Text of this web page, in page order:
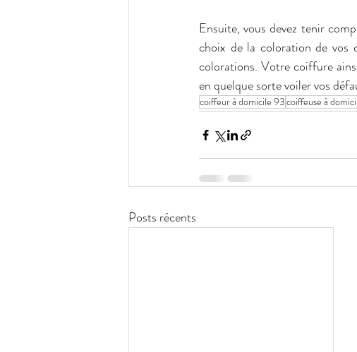
Ensuite, vous devez tenir
choix de la coloration de vos
colorations. Votre coiffure
en quelque sorte voiler vos
coiffeur à domicile 93coiffeuse à
Posts récents